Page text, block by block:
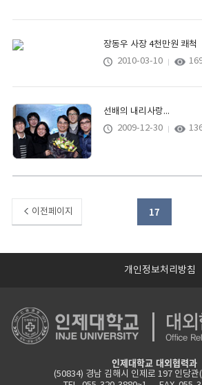
장동우 사장 4천만원 쾌척
2010-03-10
선배의 내리사랑...
2009-12-30
이전페이지 17
개인정보처리방침
인제대학교 대외협력과
(50834) 경남 김해시 인제로 197 인당관